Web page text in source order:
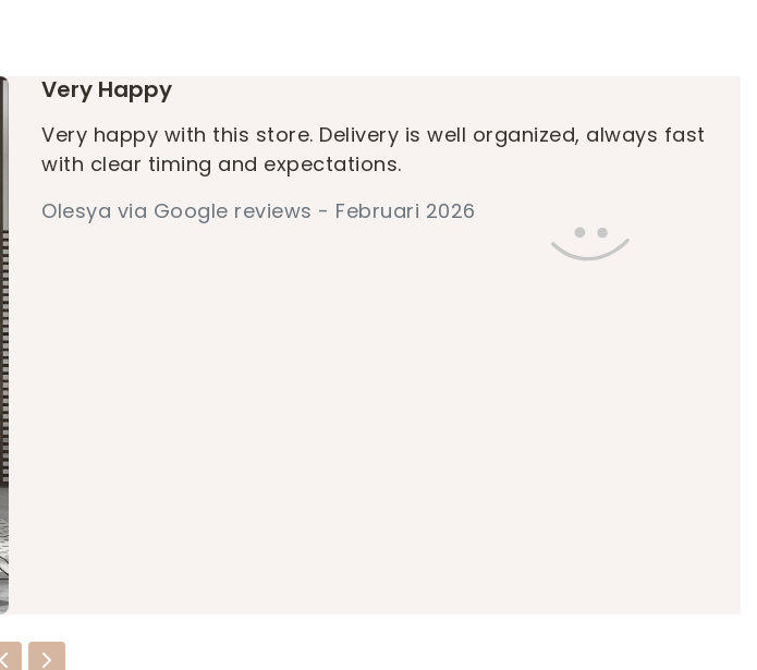
Very Happy
Very happy with this store. Delivery is well organized, always fast
with clear timing and expectations.
Olesya via Google reviews - Februari 2026